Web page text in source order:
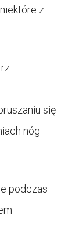
z
się
nóg
podczas